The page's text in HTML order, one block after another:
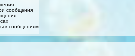
сообщения
к сообщениям